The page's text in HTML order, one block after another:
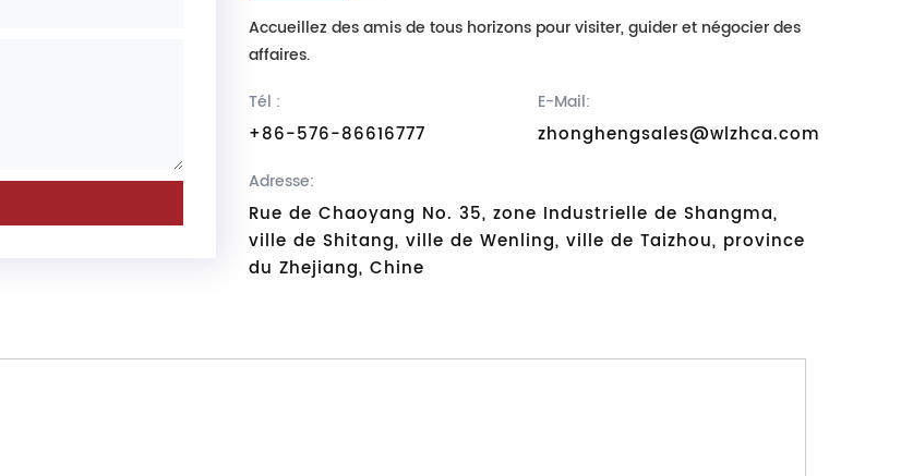
Accueillez des amis de tous horizons pour visiter, guider et négocier des
affaires.
Tél :
+86-576-86616777
E-Mail:
zhonghengsales@wlzhca.com
Adresse:
Rue de Chaoyang No. 35, zone Industrielle de Shangma,
ville de Shitang, ville de Wenling, ville de Taizhou, province
du Zhejiang, Chine